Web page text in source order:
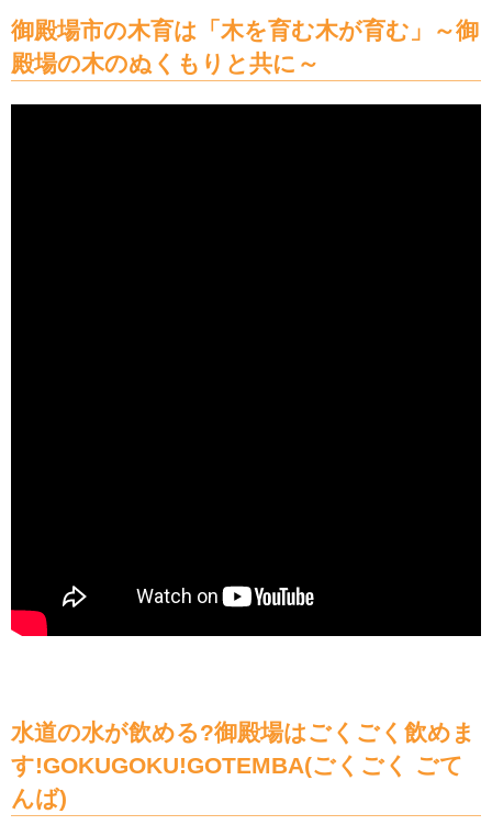
御殿場市の木育は「木を育む木が育む」～御
殿場の木のぬくもりと共に～
水道の水が飲める?御殿場はごくごく飲めま
す!GOKUGOKU!GOTEMBA(ごくごく ごて
んば)